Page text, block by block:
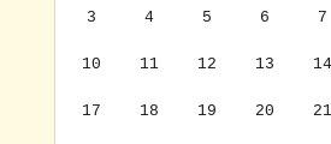
3 4 5 6 7
10 11 12 13 14
17 18 19 20 21